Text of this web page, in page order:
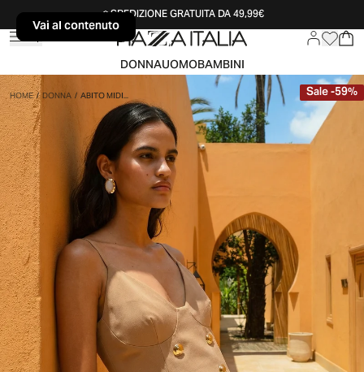
Vai al contenutoSPEDIZIONE GRATUITA DA 49,99€
DONNAUOMOBAMBINI
HOME/DONNA/ABITO MIDI... Sale-59%
Vai al contenuto